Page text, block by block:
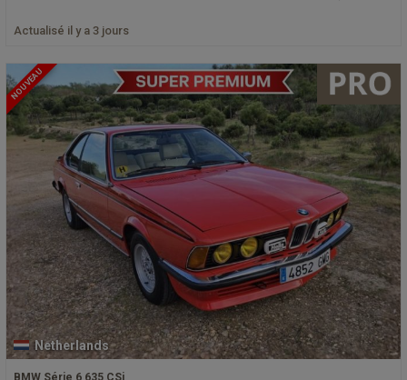
Actualisé il y a 3 jours
NOUVEAU
Netherlands
BMW Série 6 635 CSi